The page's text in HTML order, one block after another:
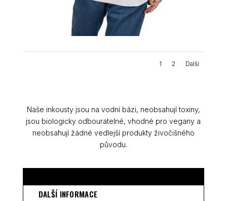
1 2 Další
Naše inkousty jsou na vodní bázi, neobsahují toxiny,
jsou biologicky odbouratelné, vhodné pro vegany a
neobsahují žádné vedlejší produkty živočišného
původu.
DALŠÍ INFORMACE